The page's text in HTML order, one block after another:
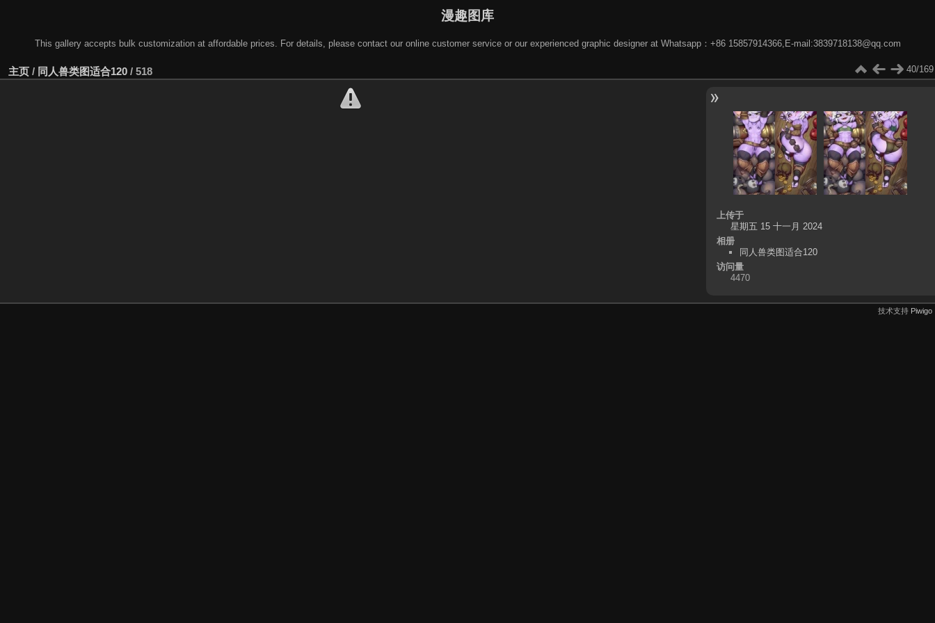
漫趣图库
This gallery accepts bulk customization at affordable prices. For details, please contact our online customer service or our experienced graphic designer at Whatsapp：+86 15857914366,E-mail:3839718138@qq.com
主页 / 同人兽类图适合120 / 518 40/169
上传于
星期五 15 十一月 2024
相册
同人兽类图适合120
访问量
4470
技术支持 Piwigo